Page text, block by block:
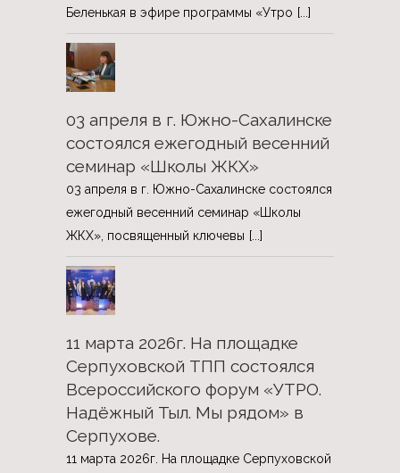
Беленькая в эфире программы «Утро [...]
03 апреля в г. Южно-Сахалинске
состоялся ежегодный весенний
семинар «Школы ЖКХ»
03 апреля в г. Южно-Сахалинске состоялся
ежегодный весенний семинар «Школы
ЖКХ», посвященный ключевы [...]
11 марта 2026г. На площадке
Серпуховской ТПП состоялся
Всероссийского форум «УТРО.
Надёжный Тыл. Мы рядом» в
Серпухове.
11 марта 2026г. На площадке Серпуховской